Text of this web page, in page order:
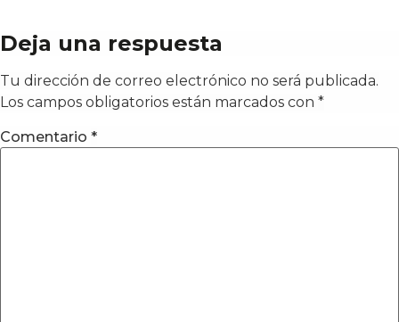
Deja una respuesta
Tu dirección de correo electrónico no será publicada.
Los campos obligatorios están marcados con *
Comentario *